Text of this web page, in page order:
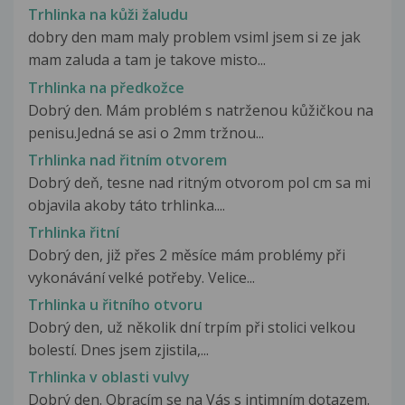
Trhlinka na kůži žaludu
dobry den mam maly problem vsiml jsem si ze jak
mam zaluda a tam je takove misto...
Trhlinka na předkožce
Dobrý den. Mám problém s natrženou kůžičkou na
penisu.Jedná se asi o 2mm tržnou...
Trhlinka nad řitním otvorem
Dobrý deň, tesne nad ritným otvorom pol cm sa mi
objavila akoby táto trhlinka....
Trhlinka řitní
Dobrý den, již přes 2 měsíce mám problémy při
vykonávání velké potřeby. Velice...
Trhlinka u řitního otvoru
Dobrý den, už několik dní trpím při stolici velkou
bolestí. Dnes jsem zjistila,...
Trhlinka v oblasti vulvy
Dobrý den. Obracím se na Vás s intimním dotazem.